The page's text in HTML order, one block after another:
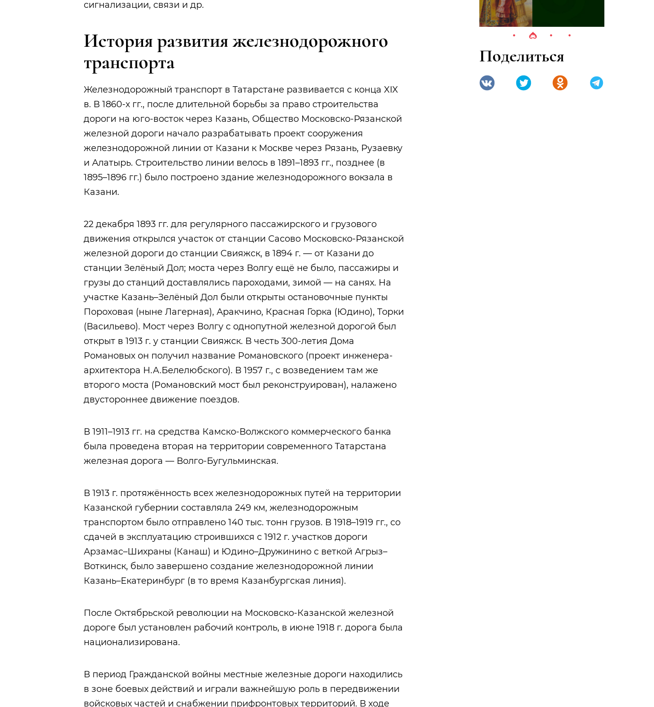
сигнализации, связи и др.
История развития железнодорожного
транспорта
Железнодорожный транспорт в Татарстане развивается с конца XIX
в. В 1860-х гг., после длительной борьбы за право строительства
дороги на юго-восток через Казань, Общество Московско-Рязанской
железной дороги начало разрабатывать проект сооружения
железнодорожной линии от Казани к Москве через Рязань, Рузаевку
и Алатырь. Строительство линии велось в 1891–1893 гг., позднее (в
1895–1896 гг.) было построено здание железнодорожного вокзала в
Казани.
22 декабря 1893 гг. для регулярного пассажирского и грузового
движения открылся участок от станции Сасово Московско-Рязанской
железной дороги до станции Свияжск, в 1894 г. — от Казани до
станции Зелёный Дол; моста через Волгу ещё не было, пассажиры и
грузы до станций доставлялись пароходами, зимой — на санях. На
участке Казань–Зелёный Дол были открыты остановочные пункты
Пороховая (ныне Лагерная), Аракчино, Красная Горка (Юдино), Торки
(Васильево). Мост через Волгу с однопутной железной дорогой был
открыт в 1913 г. у станции Свияжск. В честь 300-летия Дома
Романовых он получил название Романовского (проект инженера-
архитектора Н.А.Белелюбского). В 1957 г., с возведением там же
второго моста (Романовский мост был реконструирован), налажено
двустороннее движение поездов.
В 1911–1913 гг. на средства Камско-Волжского коммерческого банка
была проведена вторая на территории современного Татарстана
железная дорога — Волго-Бугульминская.
В 1913 г. протяжённость всех железнодорожных путей на территории
Казанской губернии составляла 249 км, железнодорожным
транспортом было отправлено 140 тыс. тонн грузов. В 1918–1919 гг., со
сдачей в эксплуатацию строившихся с 1912 г. участков дороги
Арзамас–Шихраны (Канаш) и Юдино–Дружинино с веткой Агрыз–
Воткинск, было завершено создание железнодорожной линии
Казань–Екатеринбург (в то время Казанбургская линия).
После Октябрьской революции на Московско-Казанской железной
дороге был установлен рабочий контроль, в июне 1918 г. дорога была
национализирована.
В период Гражданской войны местные железные дороги находились
в зоне боевых действий и играли важнейшую роль в передвижении
войсковых частей и снабжении прифронтовых территорий. В ходе
Поделиться